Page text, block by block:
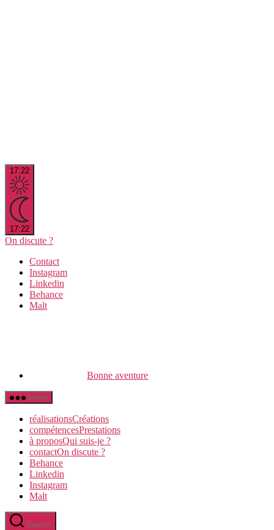
17:22
17:22
On discute ?
Contact
Instagram
Linkedin
Behance
Malt
Bonne aventure
Menu
réalisationsCréations
compétencesPrestations
à proposQui suis-je ?
contactOn discute ?
Behance
Linkedin
Instagram
Malt
Search